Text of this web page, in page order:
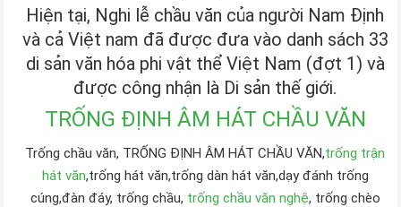
Hiện tại, Nghi lễ chầu văn của người Nam Định
và cả Việt nam đã được đưa vào danh sách 33
di sản văn hóa phi vật thể Việt Nam (đợt 1) và
được công nhận là Di sản thế giới.
TRỐNG ĐỊNH ÂM HÁT CHẦU VĂN
Trống chầu văn, TRỐNG ĐỊNH ÂM HÁT CHẦU VĂN,trống trận
hát văn,trống hát văn,trống dàn hát văn,dạy đánh trống
cúng,đàn đáy, trống chầu, trống chầu văn nghệ, trống chèo